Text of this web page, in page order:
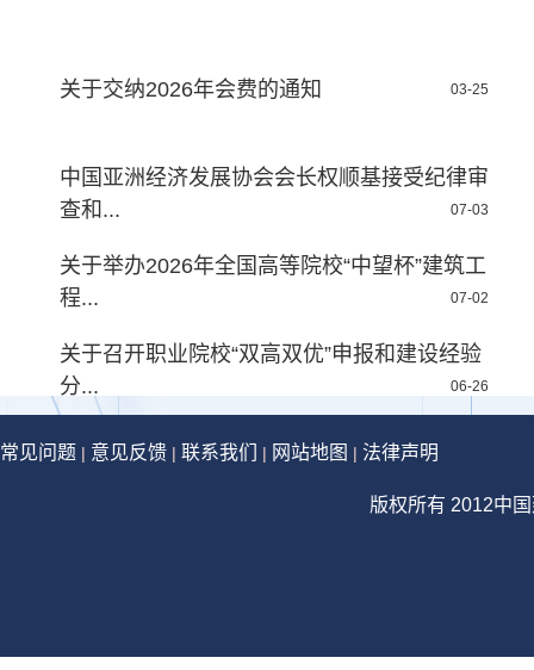
关于交纳2026年会费的通知 03-25
中国亚洲经济发展协会会长权顺基接受纪律审
查和...
07-03
关于举办2026年全国高等院校“中望杯”建筑工
程...
07-02
关于召开职业院校“双高双优”申报和建设经验
分...
06-26
常见问题 | 意见反馈 | 联系我们 | 网站地图 | 法律声明
版权所有 2012中